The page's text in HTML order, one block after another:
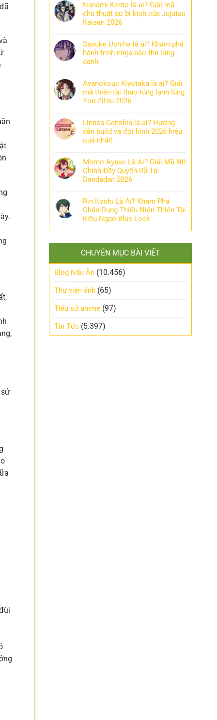
đã
Nanami Kento là ai? Giải mã
chú thuật sư bi kịch của Jujutsu
Kaisen 2026
Sasuke Uchiha là ai? Khám phá
hành trình ninja báo thù lừng
danh
Ayanokouji Kiyotaka là ai? Giải
mã thiên tài thao túng lạnh lùng
You-Zitsu 2026
Linnea Genshin là ai? Hướng
dẫn build và đội hình 2026 hiệu
quả nhất!
Momo Ayase Là Ai? Giải Mã Nữ
Chính Đầy Quyến Rũ Từ
Dandadan 2026
Rin Itoshi Là Ai? Khám Phá
Chân Dung Thiếu Niên Thiên Tài
Kiêu Ngạo Blue Lock
CHUYÊN MỤC BÀI VIẾT
Blog Nấu Ăn (10.456)
Thư viện ảnh (65)
Tiểu sử anime (97)
Tin Tức (5.397)